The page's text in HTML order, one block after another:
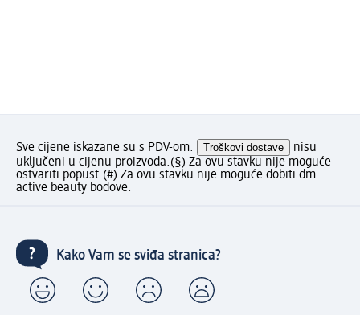
Sve cijene iskazane su s PDV-om. Troškovi dostave
nisu
uključeni u cijenu proizvoda.(§) Za ovu stavku nije moguće
ostvariti popust.(#) Za ovu stavku nije moguće dobiti dm
active beauty bodove.
Kako Vam se sviđa stranica?